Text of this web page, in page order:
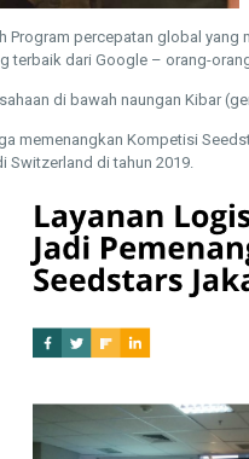
Program percepatan global
terbaik dari Google – orang-
di bawah naungan Kibar
memenangkan Kompetisi
di tahun 2019.